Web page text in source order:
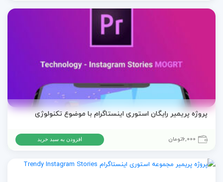
پروژه پریمیر رایگان استوری اینستاگرام با موضوع تکنولوژی
6,000تومان افزودن به سبد خرید